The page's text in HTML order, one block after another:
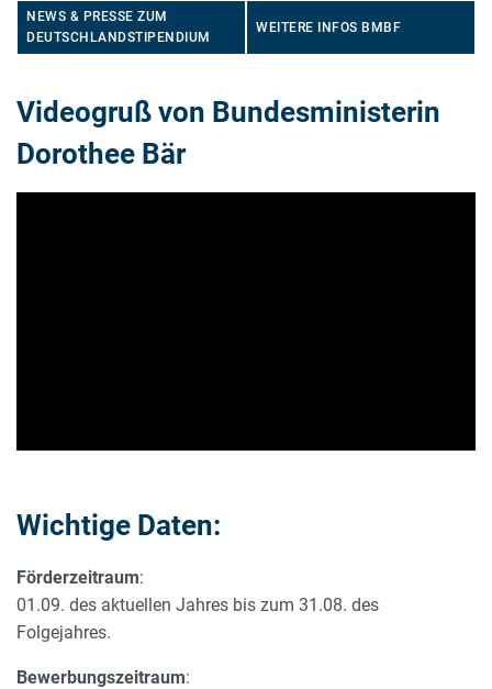
NEWS & PRESSE ZUM
DEUTSCHLANDSTIPENDIUM
WEITERE INFOS BMBF
Videogruß von Bundesministerin
Dorothee Bär
Wichtige Daten:
Förderzeitraum:
01.09. des aktuellen Jahres bis zum 31.08. des
Folgejahres.
Bewerbungszeitraum: